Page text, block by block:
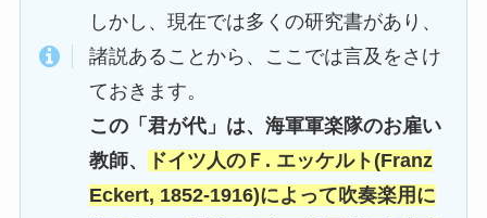
しかし、現在では多くの研究書があり、
諸説あることから、ここでは言及をさけ
ておきます。
この「君が代」は、海軍軍楽隊のお雇い
教師、
ドイツ人のＦ. エッケルト(Franz
Eckert, 1852-1916)によって吹奏楽用に